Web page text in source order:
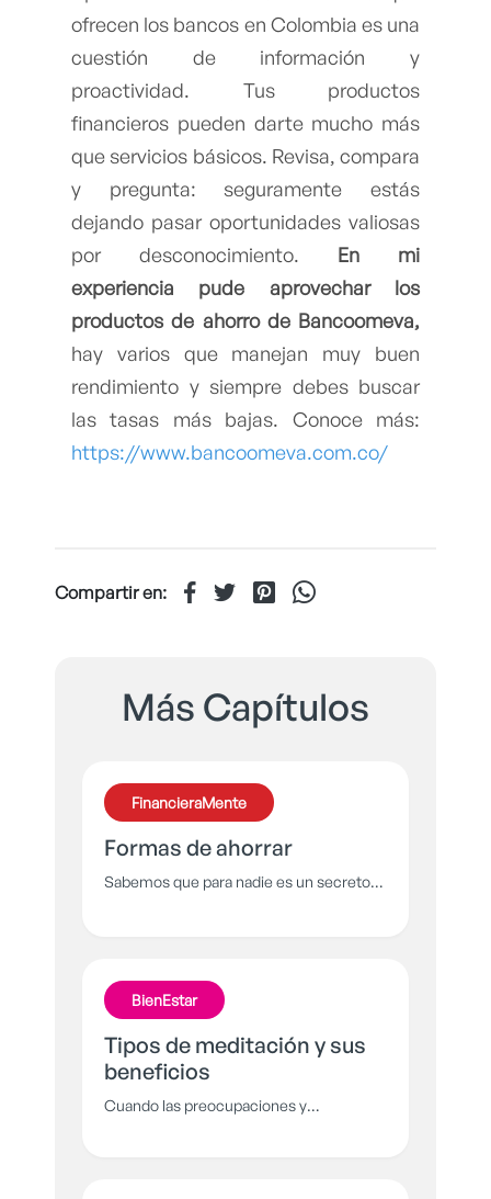
ofrecen los bancos en Colombia es una
cuestión de información y
proactividad. Tus productos
financieros pueden darte mucho más
que servicios básicos. Revisa, compara
y pregunta: seguramente estás
dejando pasar oportunidades valiosas
por desconocimiento. En mi
experiencia pude aprovechar los
productos de ahorro de Bancoomeva,
hay varios que manejan muy buen
rendimiento y siempre debes buscar
las tasas más bajas. Conoce más:
https://www.bancoomeva.com.co/
Compartir en:
Más Capítulos
FinancieraMente
Formas de ahorrar
Sabemos que para nadie es un secreto
fácil para ti? Aprende cómo ahorrar sin
tantas complicaciones.
BienEstar
Tipos de meditación y sus
beneficios
Cuando las preocupaciones y